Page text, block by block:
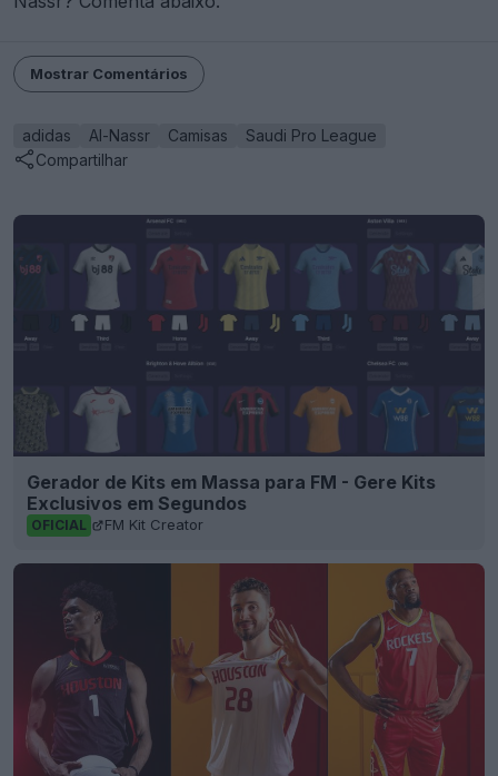
Mostrar Comentários
adidas Al-Nassr Camisas
Saudi Pro League
Compartilhar
Gerador de Kits em Massa para FM - Gere Kits
Exclusivos em Segundos
OFICIAL FM Kit Creator